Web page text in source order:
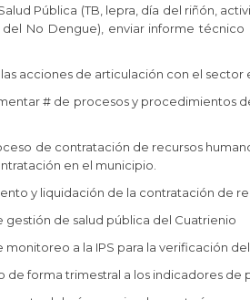
Pública (TB, lepra, día del riñón,
del No Dengue), enviar informe
acciones de articulación con el
# de procesos y procedimientos
de contratación de recursos
en el municipio.
y liquidación de la contratación de
gestión de salud pública del Cuatrienio
monitoreo a la IPS para la verificación
forma trimestral a los indicadores de